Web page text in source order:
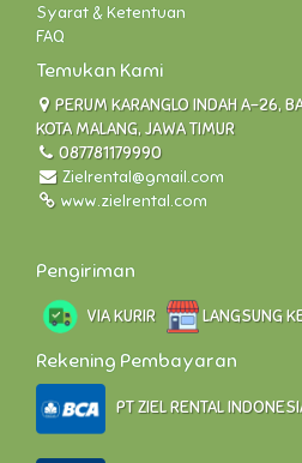
Syarat & Ketentuan
FAQ
Temukan Kami
PERUM KARANGLO INDAH A-26,
KOTA MALANG, JAWA TIMUR
087781179990
Zielrental@gmail.com
www.zielrental.com
Pengiriman
VIA KURIR LANGSUNG
Rekening Pembayaran
PT ZIEL RENTAL